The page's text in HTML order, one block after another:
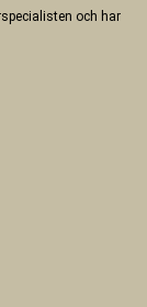
och har